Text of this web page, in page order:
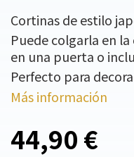
Cortinas de estilo
Puede colgarla en
en una puerta o
Perfecto para
Más información
44,90 €